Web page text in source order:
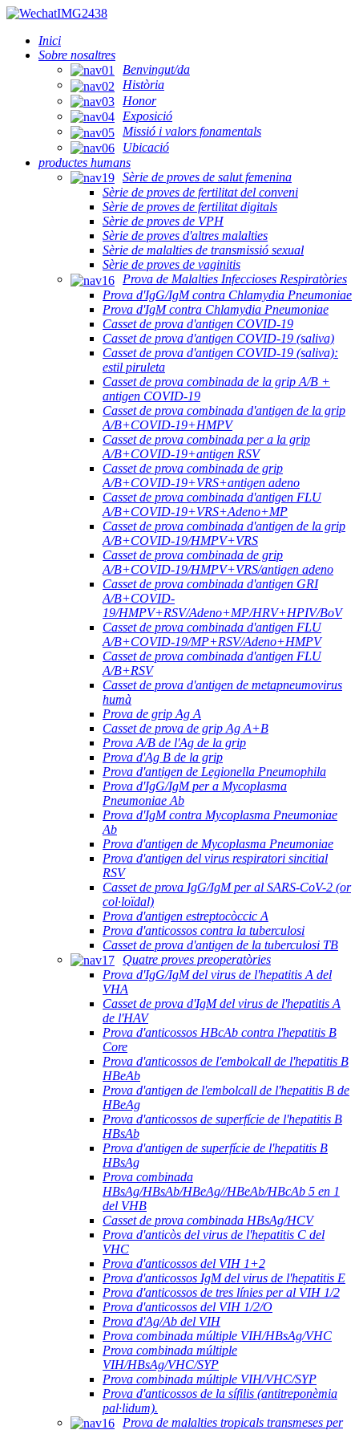
Inici
Sobre nosaltres
Benvingut/da
Història
Honor
Exposició
Missió i valors fonamentals
Ubicació
productes humans
Sèrie de proves de salut femenina
Sèrie de proves de fertilitat del conveni
Sèrie de proves de fertilitat digitals
Sèrie de proves de VPH
Sèrie de proves d'altres malalties
Sèrie de malalties de transmissió sexual
Sèrie de proves de vaginitis
Prova de Malalties Infeccioses Respiratòries
Prova d'IgG/IgM contra Chlamydia Pneumoniae
Prova d'IgM contra Chlamydia Pneumoniae
Casset de prova d'antigen COVID-19
Casset de prova d'antigen COVID-19 (saliva)
Casset de prova d'antigen COVID-19 (saliva):
estil piruleta
Casset de prova combinada de la grip A/B +
antigen COVID-19
Casset de prova combinada d'antigen de la grip
A/B+COVID-19+HMPV
Casset de prova combinada per a la grip
A/B+COVID-19+antigen RSV
Casset de prova combinada de grip
A/B+COVID-19+VRS+antigen adeno
Casset de prova combinada d'antigen FLU
A/B+COVID-19+VRS+Adeno+MP
Casset de prova combinada d'antigen de la grip
A/B+COVID-19/HMPV+VRS
Casset de prova combinada de grip
A/B+COVID-19/HMPV+VRS/antigen adeno
Casset de prova combinada d'antigen GRI
A/B+COVID-
19/HMPV+RSV/Adeno+MP/HRV+HPIV/BoV
Casset de prova combinada d'antigen FLU
A/B+COVID-19/MP+RSV/Adeno+HMPV
Casset de prova combinada d'antigen FLU
A/B+RSV
Casset de prova d'antigen de metapneumovirus
humà
Prova de grip Ag A
Casset de prova de grip Ag A+B
Prova A/B de l'Ag de la grip
Prova d'Ag B de la grip
Prova d'antigen de Legionella Pneumophila
Prova d'IgG/IgM per a Mycoplasma
Pneumoniae Ab
Prova d'IgM contra Mycoplasma Pneumoniae
Ab
Prova d'antigen de Mycoplasma Pneumoniae
Prova d'antigen del virus respiratori sincitial
RSV
Casset de prova IgG/IgM per al SARS-CoV-2 (or
col·loïdal)
Prova d'antigen estreptocòccic A
Prova d'anticossos contra la tuberculosi
Casset de prova d'antigen de la tuberculosi TB
Quatre proves preoperatòries
Prova d'IgG/IgM del virus de l'hepatitis A del
VHA
Casset de prova d'IgM del virus de l'hepatitis A
de l'HAV
Prova d'anticossos HBcAb contra l'hepatitis B
Core
Prova d'anticossos de l'embolcall de l'hepatitis B
HBeAb
Prova d'antigen de l'embolcall de l'hepatitis B de
HBeAg
Prova d'anticossos de superfície de l'hepatitis B
HBsAb
Prova d'antigen de superfície de l'hepatitis B
HBsAg
Prova combinada
HBsAg/HBsAb/HBeAg//HBeAb/HBcAb 5 en 1
del VHB
Casset de prova combinada HBsAg/HCV
Prova d'anticòs del virus de l'hepatitis C del
VHC
Prova d'anticossos del VIH 1+2
Prova d'anticossos IgM del virus de l'hepatitis E
Prova d'anticossos de tres línies per al VIH 1/2
Prova d'anticossos del VIH 1/2/O
Prova d'Ag/Ab del VIH
Prova combinada múltiple VIH/HBsAg/VHC
Prova combinada múltiple
VIH/HBsAg/VHC/SYP
Prova combinada múltiple VIH/VHC/SYP
Prova d'anticossos de la sífilis (antitreponèmia
pal·lidum).
Prova de malalties tropicals transmeses per